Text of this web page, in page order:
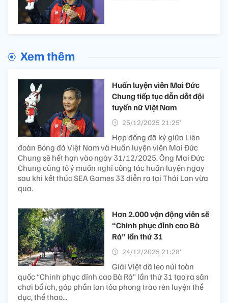
Xem thêm
Huấn luyện viên Mai Đức
Chung tiếp tục dẫn dắt đội
tuyển nữ Việt Nam
25/12/2025 21:25’
Hợp đồng đã ký giữa Liên
đoàn Bóng đá Việt Nam và Huấn luyện viên Mai Đức
Chung sẽ hết hạn vào ngày 31/12/2025. Ông Mai Đức
Chung cũng tỏ ý muốn nghỉ công tác huấn luyện ngay
sau khi kết thúc SEA Games 33 diễn ra tại Thái Lan vừa
qua.
Hơn 2.000 vận động viên sẽ
“Chinh phục đỉnh cao Bà
Rá” lần thứ 31
24/12/2025 21:28’
Giải Việt dã leo núi toàn
quốc “Chinh phục đỉnh cao Bà Rá” lần thứ 31 tạo ra sân
chơi bổ ích, góp phần lan tỏa phong trào rèn luyện thể
dục, thể thao...